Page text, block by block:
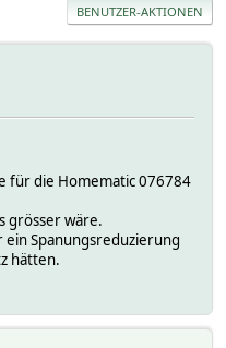
BENUTZER-AKTIONEN
für die Homematic 076784
grösser wäre.
Spanungsreduzierung
hätten.